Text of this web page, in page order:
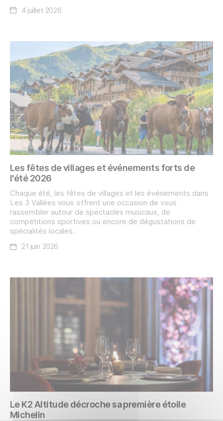
4 juillet 2026
Les fêtes de villages et événements forts de
l'été 2026
Chaque été, les fêtes de villages et les événements dans
Les 3 Vallées vous offrent une occasion de vous
rassembler autour de spectacles musicaux, de
compétitions sportives ou encore de dégustations de
spécialités locales.
21 juin 2026
Le K2 Altitude décroche sa première étoile
Michelin